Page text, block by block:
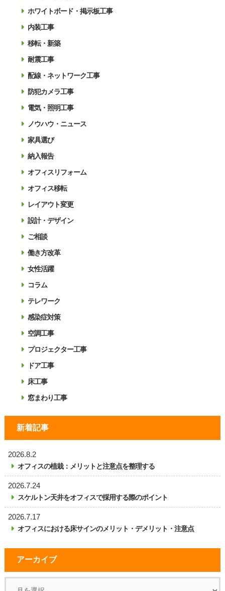
ホワイトボード・掲示板工事
内装工事
移転・新築
耐震工事
配線・ネットワーク工事
防犯カメラ工事
電気・照明工事
ノウハウ・ニュース
家具選び
納入報告
オフィスリフォーム
オフィス移転
レイアウト変更
設計・デザイン
ご相談
働き方改革
女性活躍
コラム
テレワーク
感染症対策
空調工事
プロジェクター工事
ドア工事
床工事
窓まわり工事
新着記事
2026.8.2
オフィスの植栽：メリットと注意点を整理する
2026.7.24
スケルトン天井をオフィスで採用する際のポイント
2026.7.17
オフィスにおける床サインのメリット・デメリット・注意点
アーカイブ